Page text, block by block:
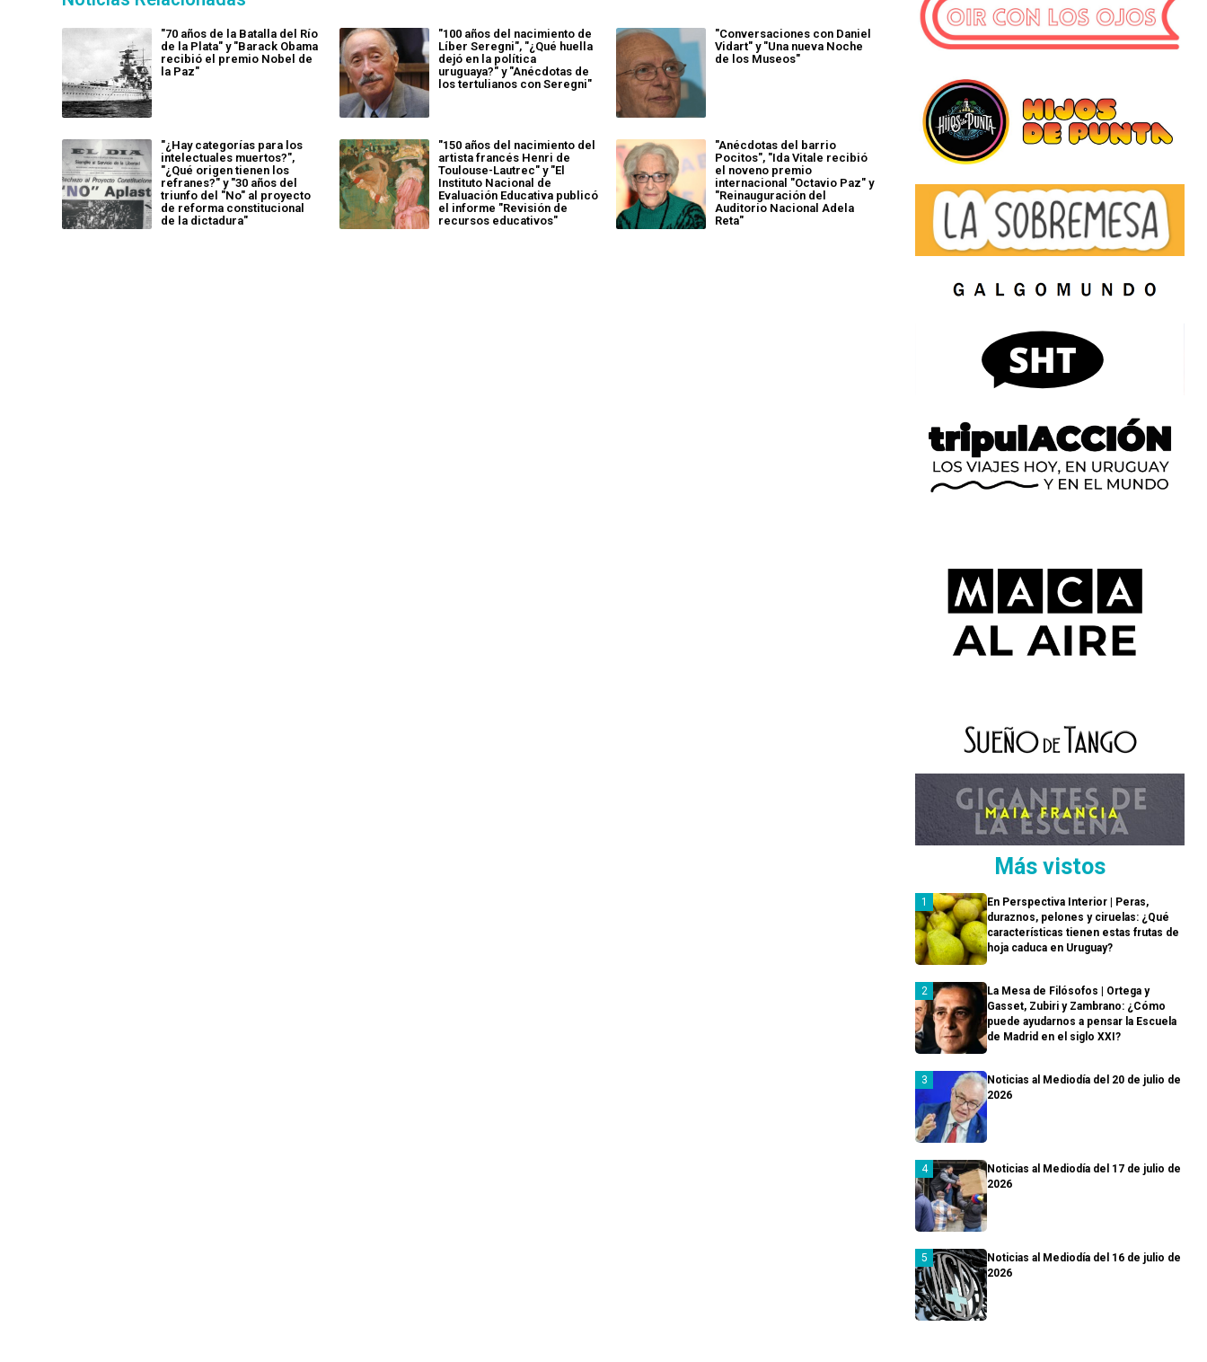
"70 años de la Batalla del Río
de la Plata" y "Barack Obama
recibió el premio Nobel de
la Paz"
"100 años del nacimiento de
Líber Seregni", "¿Qué huella
dejó en la política
uruguaya?" y "Anécdotas de
los tertulianos con Seregni"
"Conversaciones con Daniel
Vidart" y "Una nueva Noche
de los Museos"
"¿Hay categorías para los
intelectuales muertos?",
"¿Qué origen tienen los
refranes?" y "30 años del
triunfo del "No" al proyecto
de reforma constitucional
de la dictadura"
"150 años del nacimiento del
artista francés Henri de
Toulouse-Lautrec" y "El
Instituto Nacional de
Evaluación Educativa publicó
el informe "Revisión de
recursos educativos"
"Anécdotas del barrio
Pocitos", "Ida Vitale recibió
el noveno premio
internacional "Octavio Paz" y
"Reinauguración del
Auditorio Nacional Adela
Reta"
Más vistos
En Perspectiva Interior | Peras,
duraznos, pelones y ciruelas: ¿Qué
características tienen estas frutas de
hoja caduca en Uruguay?
La Mesa de Filósofos | Ortega y
Gasset, Zubiri y Zambrano: ¿Cómo
puede ayudarnos a pensar la Escuela
de Madrid en el siglo XXI?
Noticias al Mediodía del 20 de julio de
2026
Noticias al Mediodía del 17 de julio de
2026
Noticias al Mediodía del 16 de julio de
2026